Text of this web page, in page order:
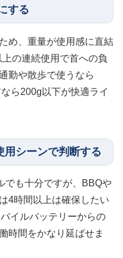
する
め、重量が使用感に直結
の連続使用で首への負
勤や散歩で使うなら
ら200g以下が快適ライ
用シーンで判断する
でも十分ですが、BBQや
4時間以上は確保したい
イルバッテリーからの
時間をかなり延ばせま